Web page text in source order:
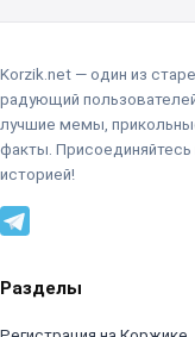
Korzik.net — один из
радующий
лучшие мемы,
факты.
историей!
Разделы